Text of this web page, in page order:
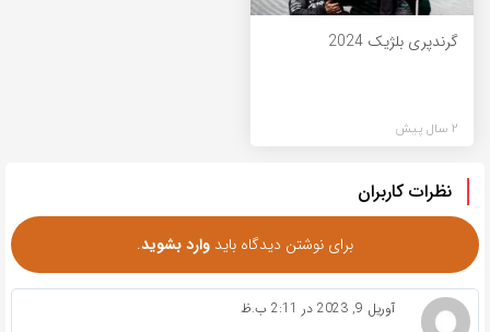
گرندپری بلژیک 2024
2 سال پیش
نظرات کاربران
برای نوشتن دیدگاه باید وارد بشوید.
آوریل 9, 2023 در 2:11 ب.ظ